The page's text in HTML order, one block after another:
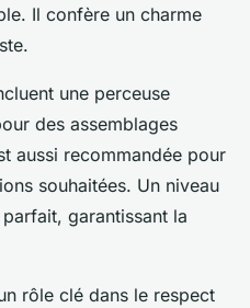
Il confère un charme
une perceuse
des assemblages
aussi recommandée pour
souhaitées. Un niveau
garantissant la
rôle clé dans le respect